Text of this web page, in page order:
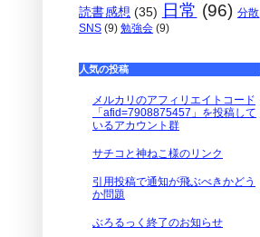
読書感想 (35) 日常 (96) 分散
SNS (9) 勉強会 (9)
人気の投稿
メルカリのアフィリエイトコード
「afid=7908875457」を投稿して
いるアカウント群
サチコと神ねこ様のリンク
引用投稿で通知が飛ぶべきかどう
か問題
ぶろるっく終了のお知らせ